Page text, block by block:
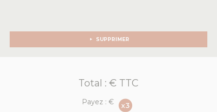
SUPPRIMER
Total : € TTC
Payez :€